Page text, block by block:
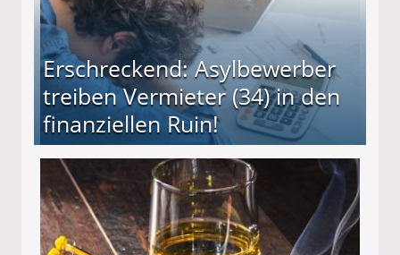
Erschreckend: Asylbewerber
treiben Vermieter (34) in den
finanziellen Ruin!
(34) in den finanziellen Ruin!